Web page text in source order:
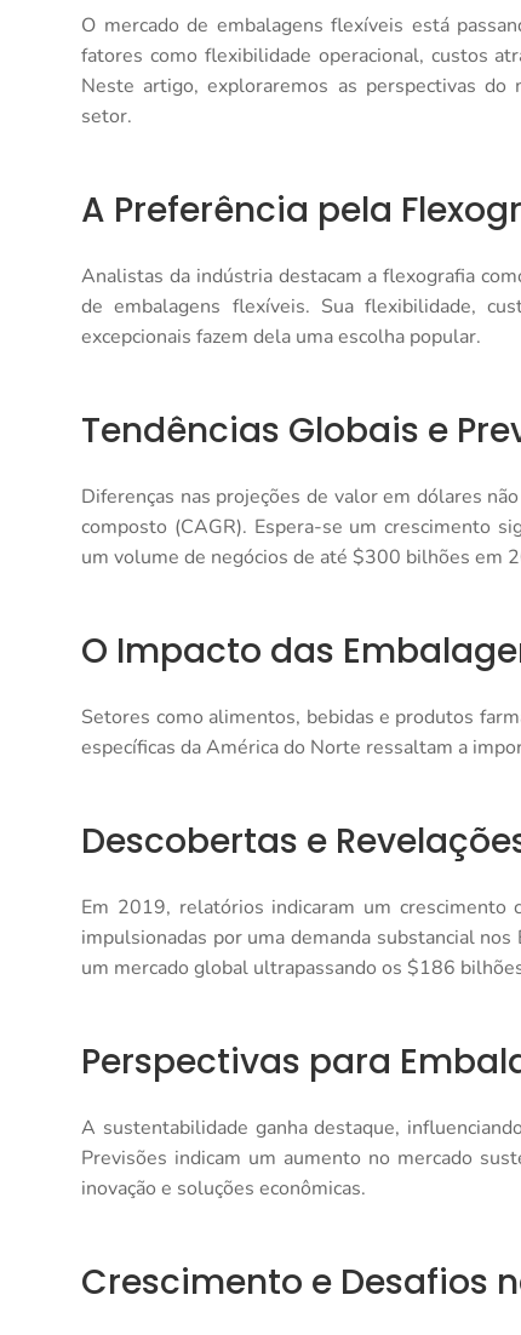
O mercado de embalagens flexíveis está
fatores como flexibilidade operacional, custos
Neste artigo, exploraremos as perspectivas do
setor.
A Preferência pela
Analistas da indústria destacam a flexografia
de embalagens flexíveis. Sua flexibilidade,
excepcionais fazem dela uma escolha popular.
Tendências Globais e
Diferenças nas projeções de valor em dólares
composto (CAGR). Espera-se um crescimento
um volume de negócios de até $300 bilhões em
O Impacto das
Setores como alimentos, bebidas e produtos
específicas da América do Norte ressaltam a
Descobertas e
Em 2019, relatórios indicaram um crescimento
impulsionadas por uma demanda substancial
um mercado global ultrapassando os $186
Perspectivas para
A sustentabilidade ganha destaque,
Previsões indicam um aumento no mercado
inovação e soluções econômicas.
Crescimento e Desafios